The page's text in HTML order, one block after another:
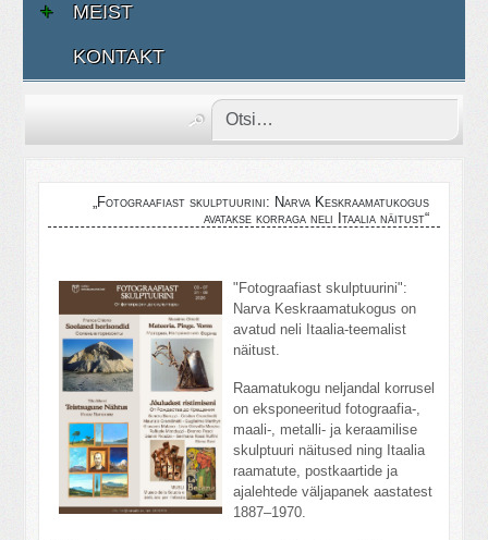
MEIST
KONTAKT
„Fotograafiast skulptuurini: Narva Keskraamatukogus
avatakse korraga neli Itaalia näitust“
"Fotograafiast skulptuurini":
Narva Keskraamatukogus on
avatud neli Itaalia-teemalist
näitust.
Raamatukogu neljandal korrusel
on eksponeeritud fotograafia-,
maali-, metalli- ja keraamilise
skulptuuri näitused ning Itaalia
raamatute, postkaartide ja
ajalehtede väljapanek aastatest
1887–1970.